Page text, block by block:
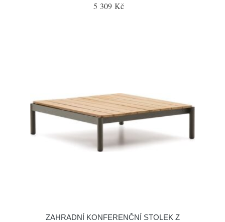
5 309 Kč
ZAHRADNÍ KONFERENČNÍ STOLEK Z